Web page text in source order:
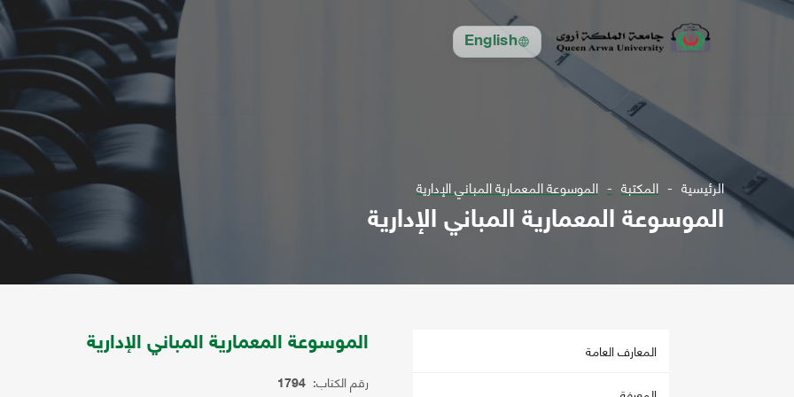
English
الرئيسية المكتبة الموسوعة المعمارية المباني الإدارية
الموسوعة المعمارية المباني الإدارية
المعارف العامة
الموسوعة المعمارية المباني الإدارية
رقم الكتاب: 1794